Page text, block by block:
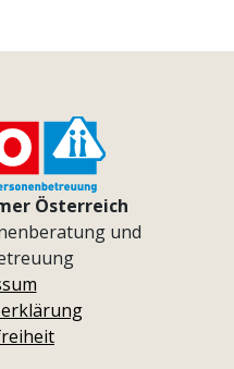
Österreich
und